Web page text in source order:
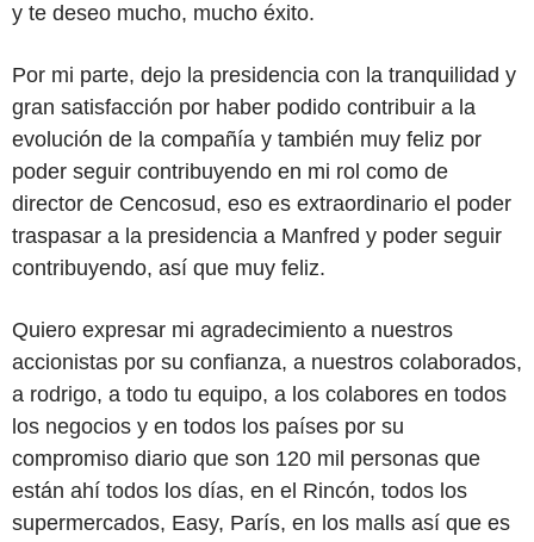
y te deseo mucho, mucho éxito.
Por mi parte, dejo la presidencia con la tranquilidad y
gran satisfacción por haber podido contribuir a la
evolución de la compañía y también muy feliz por
poder seguir contribuyendo en mi rol como de
director de Cencosud, eso es extraordinario el poder
traspasar a la presidencia a Manfred y poder seguir
contribuyendo, así que muy feliz.
Quiero expresar mi agradecimiento a nuestros
accionistas por su confianza, a nuestros colaborados,
a rodrigo, a todo tu equipo, a los colabores en todos
los negocios y en todos los países por su
compromiso diario que son 120 mil personas que
están ahí todos los días, en el Rincón, todos los
supermercados, Easy, París, en los malls así que es